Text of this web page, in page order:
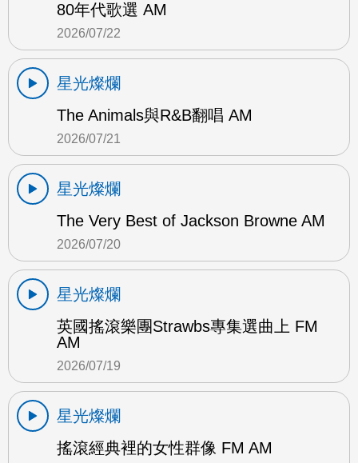
80年代歌選 AM
2026/07/22
星光燦爛
The Animals與R&B翻唱 AM
2026/07/21
星光燦爛
The Very Best of Jackson Browne AM
2026/07/20
星光燦爛
英國搖滾樂團Strawbs專集選曲上 FM
AM
2026/07/19
星光燦爛
搖滾經典裡的女性群像 FM AM